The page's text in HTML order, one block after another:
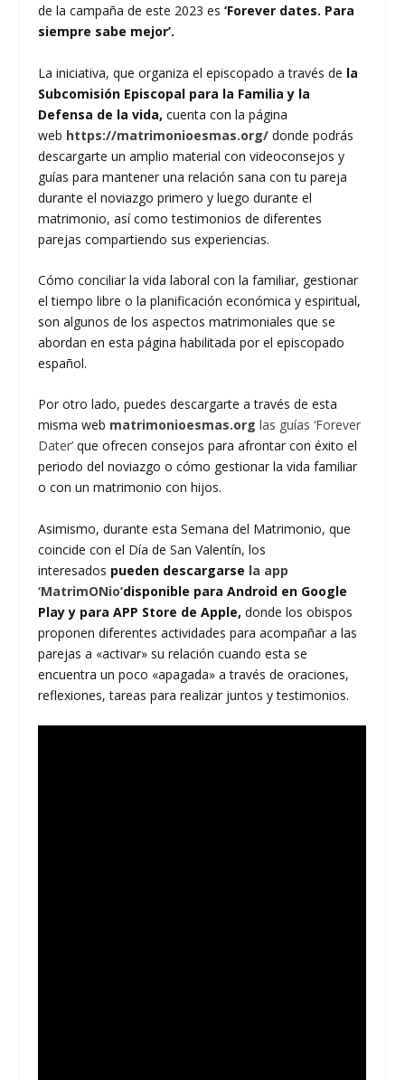
de la campaña de este 2023 es‘Forever dates. Para
siempre sabe mejor’.
La iniciativa, que organiza el episcopado a través de la
Subcomisión Episcopal para la Familia y la
Defensa de la vida, cuenta con la página
web https://matrimonioesmas.org/donde podrás
descargarte un amplio material con videoconsejos y
guías para mantener una relación sana con tu pareja
durante el noviazgo primero y luego durante el
matrimonio, así como testimonios de diferentes
parejas compartiendo sus experiencias.
Cómo conciliar la vida laboral con la familiar, gestionar
el tiempo libre o la planificación económica y espiritual,
son algunos de los aspectos matrimoniales que se
abordan en esta página habilitada por el episcopado
español.
Por otro lado, puedes descargarte a través de esta
misma web matrimonioesmas.org las guías ‘Forever
Dater’ que ofrecen consejos para afrontar con éxito el
periodo del noviazgo o cómo gestionar la vida familiar
o con un matrimonio con hijos.
Asimismo, durante esta Semana del Matrimonio, que
coincide con el Día de San Valentín, los
interesados pueden descargarse la app
‘MatrimONio’disponible para Android en Google
Play y para APP Store de Apple, donde los obispos
proponen diferentes actividades para acompañar a las
parejas a «activar» su relación cuando esta se
encuentra un poco «apagada» a través de oraciones,
reflexiones, tareas para realizar juntos y testimonios.